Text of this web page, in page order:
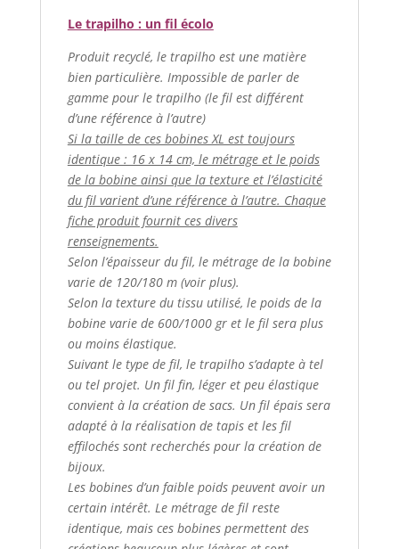
Le trapilho : un fil écolo
Produit recyclé, le trapilho est une matière
bien particulière. Impossible de parler de
gamme pour le trapilho (le fil est différent
d’une référence à l’autre)
Si la taille de ces bobines XL est toujours
identique : 16 x 14 cm, le métrage et le poids
de la bobine ainsi que la texture et l’élasticité
du fil varient d’une référence à l’autre. Chaque
fiche produit fournit ces divers
renseignements.
Selon l’épaisseur du fil, le métrage de la bobine
varie de 120/180 m (voir plus).
Selon la texture du tissu utilisé, le poids de la
bobine varie de 600/1000 gr et le fil sera plus
ou moins élastique.
Suivant le type de fil, le trapilho s’adapte à tel
ou tel projet. Un fil fin, léger et peu élastique
convient à la création de sacs. Un fil épais sera
adapté à la réalisation de tapis et les fil
effilochés sont recherchés pour la création de
bijoux.
Les bobines d’un faible poids peuvent avoir un
certain intérêt. Le métrage de fil reste
identique, mais ces bobines permettent des